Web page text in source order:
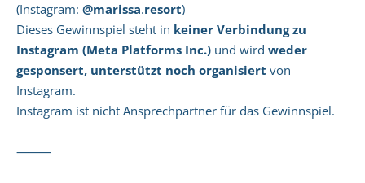
(Instagram: @marissa.resort)
Dieses Gewinnspiel steht in keiner Verbindung zu
Instagram (Meta Platforms Inc.) und wird weder
gesponsert, unterstützt noch organisiert von
Instagram.
Instagram ist nicht Ansprechpartner für das Gewinnspiel.
⸻